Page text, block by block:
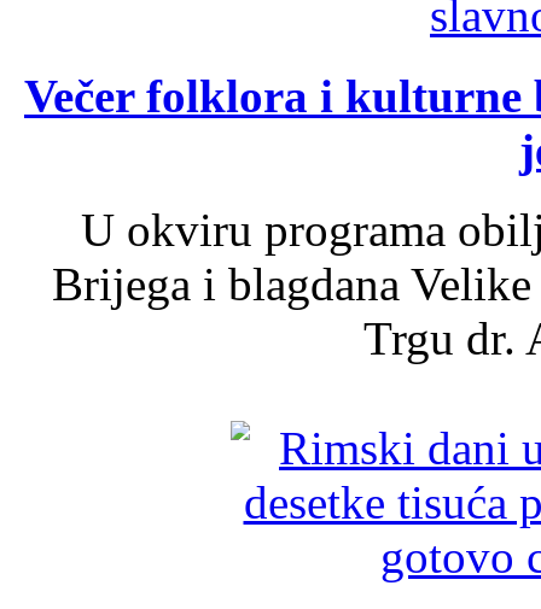
Večer folklora i kulturne
U okviru programa
Brijega i blagdana
Trgu dr.